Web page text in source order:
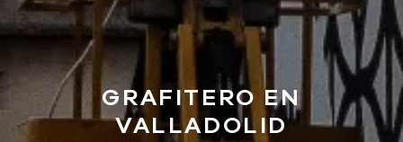
GRAFITERO EN
VALLADOLID